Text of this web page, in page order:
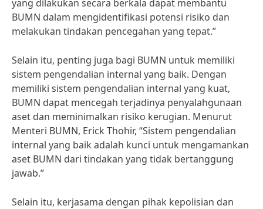
yang dilakukan secara berkala dapat membantu
BUMN dalam mengidentifikasi potensi risiko dan
melakukan tindakan pencegahan yang tepat.”
Selain itu, penting juga bagi BUMN untuk memiliki
sistem pengendalian internal yang baik. Dengan
memiliki sistem pengendalian internal yang kuat,
BUMN dapat mencegah terjadinya penyalahgunaan
aset dan meminimalkan risiko kerugian. Menurut
Menteri BUMN, Erick Thohir, “Sistem pengendalian
internal yang baik adalah kunci untuk mengamankan
aset BUMN dari tindakan yang tidak bertanggung
jawab.”
Selain itu, kerjasama dengan pihak kepolisian dan